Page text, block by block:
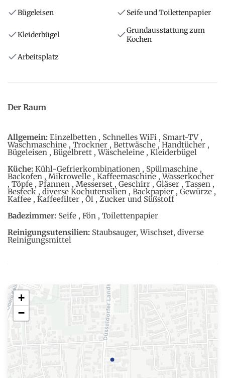
Bügeleisen
Seife und Toilettenpapier
Kleiderbügel
Grundausstattung zum
Kochen
Arbeitsplatz
Der Raum
Allgemein: Einzelbetten , Schnelles WiFi , Smart-TV ,
Waschmaschine , Trockner , Bettwäsche , Handtücher ,
Bügeleisen , Bügelbrett , Wäscheleine , Kleiderbügel
Küche: Kühl-Gefrierkombinationen , Spülmaschine ,
Backofen , Mikrowelle , Kaffeemaschine , Wasserkocher
, Töpfe , Pfannen , Messerset , Geschirr , Gläser , Tassen ,
Besteck , diverse Kochutensilien , Backpapier , Gewürze ,
Kaffee , Kaffeefilter , Öl , Zucker und Süßstoff
Badezimmer: Seife , Fön , Toilettenpapier
Reinigungsutensilien: Staubsauger, Wischset, diverse
Reinigungsmittel
+
−